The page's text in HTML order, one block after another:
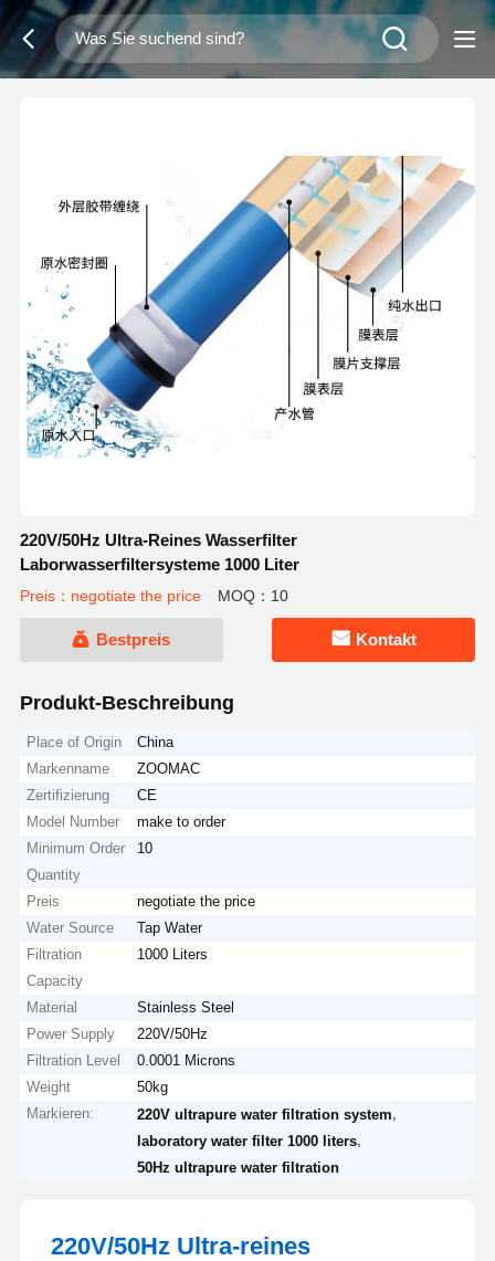
220V/50Hz Ultra-Reines Wasserfilter
Laborwasserfiltersysteme 1000 Liter
Preis：negotiate the price MOQ：10
Bestpreis Kontakt
Produkt-Beschreibung
Place of Origin
China
Markenname
ZOOMAC
Zertifizierung
CE
Model Number
make to order
Minimum Order
Quantity
10
Preis
negotiate the price
Water Source
Tap Water
Filtration
Capacity
1000 Liters
Material
Stainless Steel
Power Supply
220V/50Hz
Filtration Level
0.0001 Microns
Weight
50kg
Markieren:
220V ultrapure water filtration system
laboratory water filter 1000 liters
50Hz ultrapure water filtration
220V/50Hz Ultra-reines